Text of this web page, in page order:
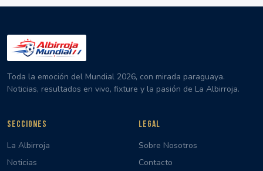
Toda la emoción del Mundial 2026, con mirada paraguaya.
Noticias, resultados en vivo, fixture y la pasión de La Albirroja.
SECCIONES
La Albirroja
Noticias
LEGAL
Sobre Nosotros
Contacto